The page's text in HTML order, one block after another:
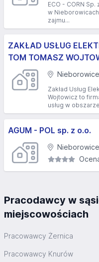
ECO - CORN
w
zajmu...
ZAKŁAD USŁUG
TOM TOMASZ
Nieborowice
Zakład Usług
Wojtowicz to
usług w
AGUM - POL sp. z o.o.
Nieborowice
Pracodawcy w
miejscowościach
Pracowawcy Żernica
Pracowawcy Knurów